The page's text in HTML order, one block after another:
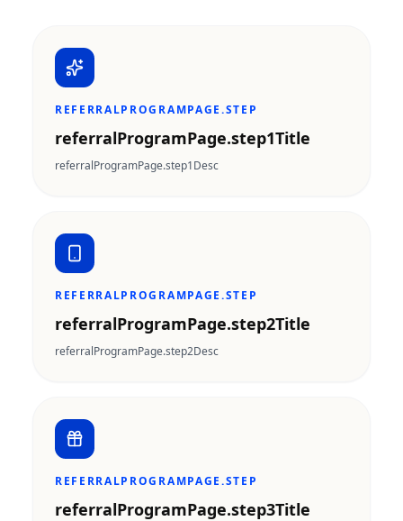
REFERRALPROGRAMPAGE.STEP
referralProgramPage.step1Title
referralProgramPage.step1Desc
REFERRALPROGRAMPAGE.STEP
referralProgramPage.step2Title
referralProgramPage.step2Desc
REFERRALPROGRAMPAGE.STEP
referralProgramPage.step3Title